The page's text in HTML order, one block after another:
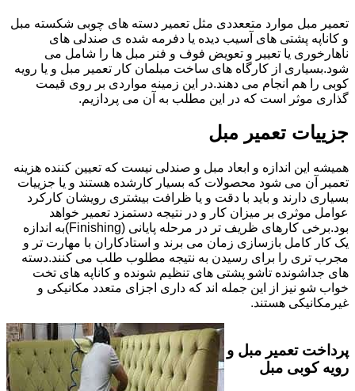
تعمیر مبل موارد متععددی مثل تعمیر دسته های چوبی شکسته مبل
و کاناپه پشتی های آسیب دیده یا دفرمه شده ی صندلی های
ناهارخوری یا تعییر و تعویض فوف و فنر مبل ها را شامل می
شود.بسیاری از کارگاه های ساخت مبلمان کار تعمیر مبل و یا رویه
کوبی را هم انجام می دهند.در این زمینه مواردی بر روی قیمت
گذاری موثر است که در این مطلب به آن می پردازیم.
جزییات تعمیر مبل
همیشه این اندازه و ابعاد مبل و صندلی نیست که تعیین کننده هزینه
تعمیر آن می شود محصولات که بسیار کارشده هستند و یا جزییات
بسیاری دارند و باید با دقت و یا ظرافت بیشتری رویشان کارکرد
عوامل موثری بر میزان کار و در نتیجه دستمزد تعمیر خواهد
بود.برخی کارهای ظریف تر در مرحله پایانی (Finishing)به اندازه
یک کار کامل بازسازی زمان می برند و استادکاران با مهارت تر و
مجرب تری را برای رسیدن به نتیجه مطلوب طلب می کنند.دسته
های جداشونده تاشو پشتی های تنظیم شونده و کاناپه های تخت
خواب شو نیز از این جمله اند که داری اجزای متعدد مکانیکی و
غیرمکانیکی هستند.
پرداخت تعمیر مبل و
رویه کوبی مبل